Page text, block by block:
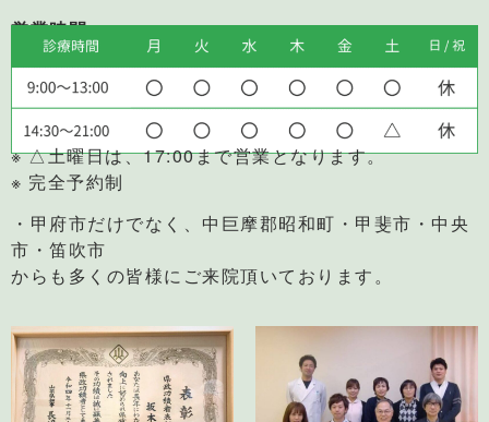
営業時間
※ △土曜日は、17:00まで営業となります。
※ 完全予約制
・甲府市だけでなく、中巨摩郡昭和町・甲斐市・中央
市・笛吹市
からも多くの皆様にご来院頂いております。